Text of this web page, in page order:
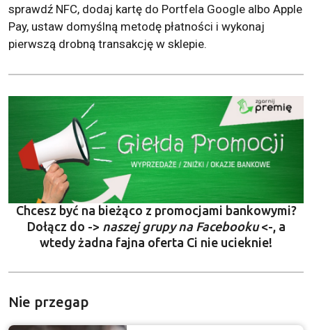
sprawdź NFC, dodaj kartę do Portfela Google albo Apple
Pay, ustaw domyślną metodę płatności i wykonaj
pierwszą drobną transakcję w sklepie.
Chcesz być na bieżąco z promocjami bankowymi?
Dołącz do -> naszej grupy na Facebooku<-, a
wtedy żadna fajna oferta Ci nie ucieknie!
Nie przegap